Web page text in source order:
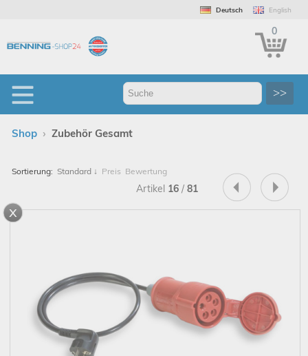
Deutsch English
0
>>
Shop › Zubehör Gesamt
Sortierung: Standard ↓ Preis Bewertung
Artikel 16 / 81
x